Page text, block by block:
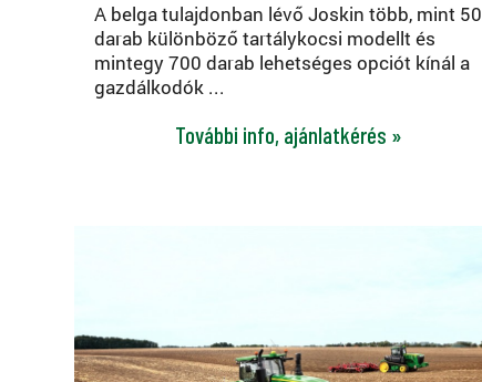
A belga tulajdonban lévő Joskin több, mint 50
darab különböző tartálykocsi modellt és
mintegy 700 darab lehetséges opciót kínál a
gazdálkodók ...
További info, ajánlatkérés »